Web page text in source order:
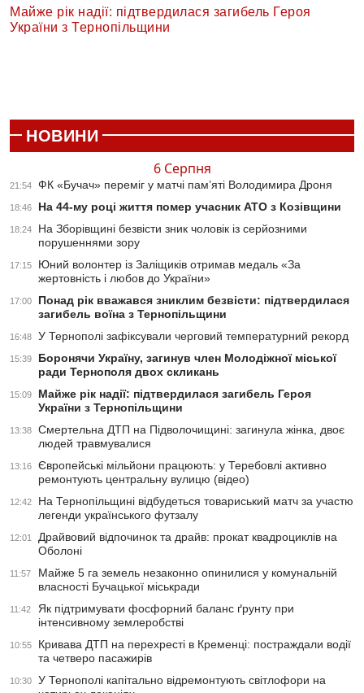
Майже рік надії: підтвердилася загибель Героя
України з Тернопільщини
НОВИНИ
6 Серпня
21:54 ФК «Бучач» переміг у матчі пам’яті Володимира Дроня
18:46 На 44-му році життя помер учасник АТО з Козівщини
18:24
На Зборівщині безвісти зник чоловік із серйозними
порушеннями зору
17:15
Юний волонтер із Заліщиків отримав медаль «За
жертовність і любов до України»
17:00
Понад рік вважався зниклим безвісти: підтвердилася
загибель воїна з Тернопільщини
16:48 У Тернополі зафіксували черговий температурний рекорд
15:39
Боронячи Україну, загинув член Молодіжної міської
ради Тернополя двох скликань
15:09
Майже рік надії: підтвердилася загибель Героя
України з Тернопільщини
13:38
Смертельна ДТП на Підволочищині: загинула жінка, двоє
людей травмувалися
13:16
Європейські мільйони працюють: у Теребовлі активно
ремонтують центральну вулицю (відео)
12:42
На Тернопільщині відбудеться товариський матч за участю
легенди українського футзалу
12:01
Драйвовий відпочинок та драйв: прокат квадроциклів на
Оболоні
11:57
Майже 5 га земель незаконно опинилися у комунальній
власності Бучацької міськради
11:42
Як підтримувати фосфорний баланс ґрунту при
інтенсивному землеробстві
10:55
Кривава ДТП на перехресті в Кременці: постраждали водії
та четверо пасажирів
10:30
У Тернополі капітально відремонтують світлофори на